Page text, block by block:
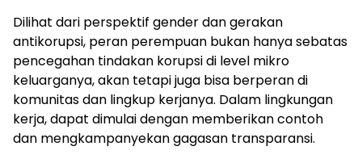
Dilihat dari perspektif gender dan gerakan
antikorupsi, peran perempuan bukan hanya sebatas
pencegahan tindakan korupsi di level mikro
keluarganya, akan tetapi juga bisa berperan di
komunitas dan lingkup kerjanya. Dalam lingkungan
kerja, dapat dimulai dengan memberikan contoh
dan mengkampanyekan gagasan transparansi.